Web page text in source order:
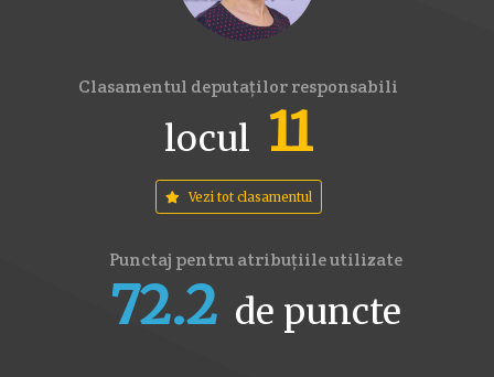
Clasamentul deputaților responsabili
locul 11
Vezi tot clasamentul
Punctaj pentru atribuțiile utilizate
72.2 de puncte